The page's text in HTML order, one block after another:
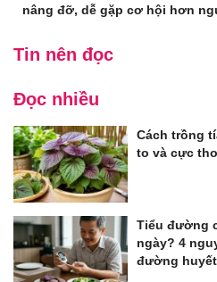
nâng đỡ, dễ gặp cơ hội hơn
Tin nên đọc
Đọc nhiều
Cách trồng
to và cực
Tiểu đường
ngày? 4
đường